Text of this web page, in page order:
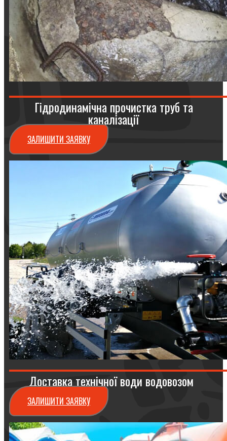
Гідродинамічна прочистка труб та
каналізації
ЗАЛИШИТИ ЗАЯВКУ
Доставка технічної води водовозом
ЗАЛИШИТИ ЗАЯВКУ